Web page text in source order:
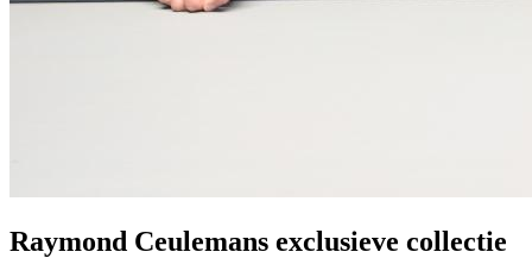
Raymond Ceulemans exclusieve collectie